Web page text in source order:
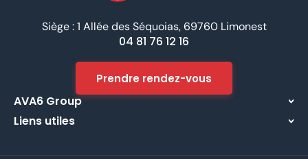
Siège : 1 Allée des Séquoias, 69760 Limonest
04 81 76 12 16
Prendre rendez-vous
AVA6 Group
À propos
Liens utiles